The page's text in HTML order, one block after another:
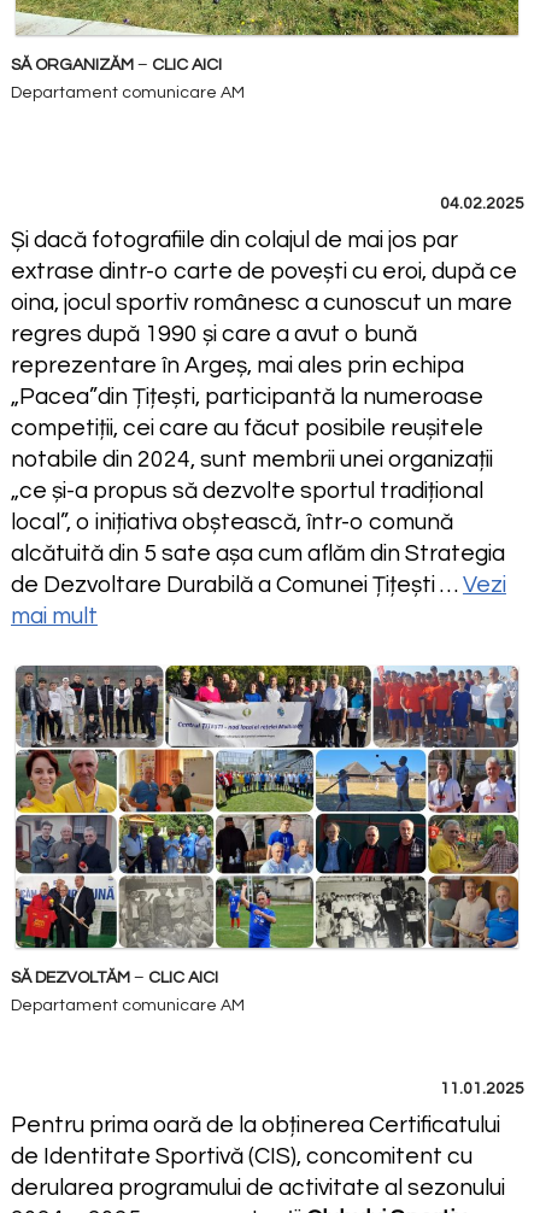
SĂ ORGANIZĂM– CLIC AICI
Departament comunicare AM
04.02.2025
Și dacă fotografiile din colajul de mai jos par
extrase dintr-o carte de povești cu eroi, după ce
oina, jocul sportiv românesc a cunoscut un mare
regres după 1990 și care a avut o bună
reprezentare în Argeș, mai ales prin echipa
„Pacea”din Țițești, participantă la numeroase
competiții, cei care au făcut posibile reușitele
notabile din 2024, sunt membrii unei organizații
„ce și-a propus să dezvolte sportul tradițional
local”, o inițiativa obștească, într-o comună
alcătuită din 5 sate așa cum aflăm din Strategia
de Dezvoltare Durabilă a Comunei Țițești … Vezi
mai mult
SĂ DEZVOLTĂM – CLIC AICI
Departament comunicare AM
11.01.2025
Pentru prima oară de la obținerea Certificatului
de Identitate Sportivă (CIS), concomitent cu
derularea programului de activitate al sezonului